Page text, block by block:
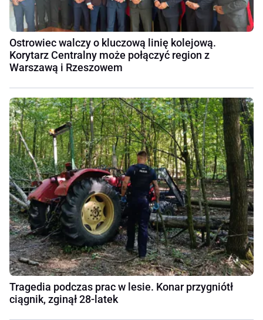
Ostrowiec walczy o kluczową linię kolejową.
Korytarz Centralny może połączyć region z
Warszawą i Rzeszowem
Tragedia podczas prac w lesie. Konar przygniótł
ciągnik, zginął 28-latek